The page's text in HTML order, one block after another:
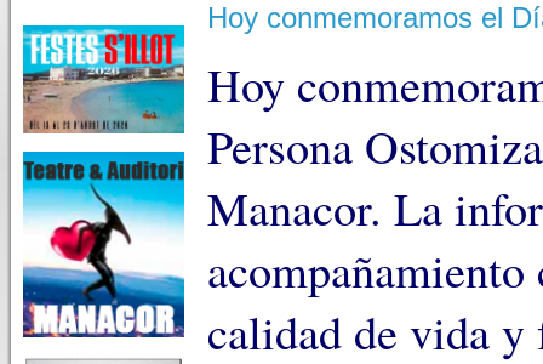
Hoy conmemoramos el
Hoy
Persona
Manacor. La
calidad de vida y